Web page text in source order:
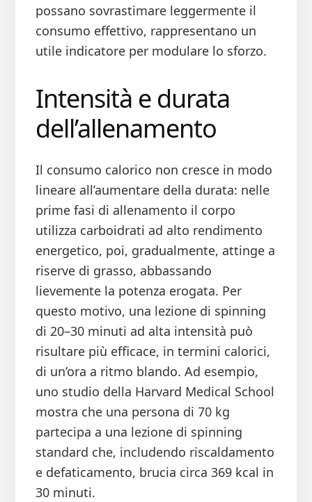
possano sovrastimare leggermente il
consumo effettivo, rappresentano un
utile indicatore per modulare lo sforzo.
Intensità e durata
dell’allenamento
Il consumo calorico non cresce in modo
lineare all’aumentare della durata: nelle
prime fasi di allenamento il corpo
utilizza carboidrati ad alto rendimento
energetico, poi, gradualmente, attinge a
riserve di grasso, abbassando
lievemente la potenza erogata. Per
questo motivo, una lezione di spinning
di 20–30 minuti ad alta intensità può
risultare più efficace, in termini calorici,
di un’ora a ritmo blando. Ad esempio,
uno studio della Harvard Medical School
mostra che una persona di 70 kg
partecipa a una lezione di spinning
standard che, includendo riscaldamento
e defaticamento, brucia circa 369 kcal in
30 minuti.